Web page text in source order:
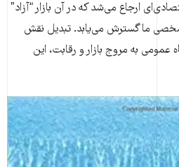
ارجاع می‌شد که در آن بازار “آزاد”
ما گسترش می‌یابد. تبدیل نقش
عمومی به مروج بازار و رقابت، این